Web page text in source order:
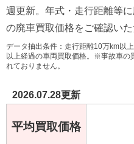
週更新。年式・走行距離等
の廃車買取価格をご確認いた
データ抽出条件：走行距離10万km以
以上経過の車両買取価格。※事故車の
れておりません。
2026.07.28更新
平均買取価格